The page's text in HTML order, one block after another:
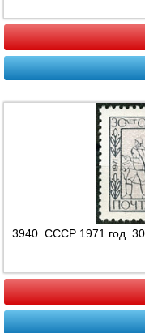
3940. СССР 1971 год.